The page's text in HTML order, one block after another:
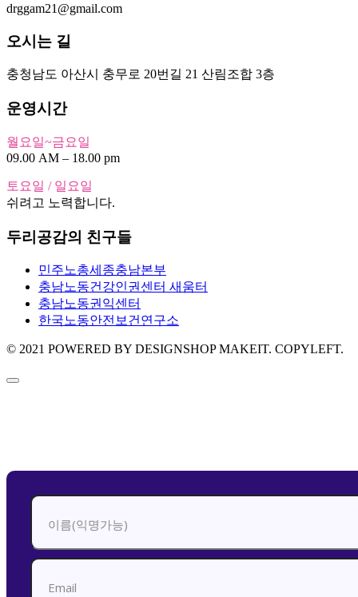
drggam21@gmail.com
오시는 길
충청남도 아산시 충무로 20번길 21 산림조합 3층
운영시간
월요일~금요일
09.00 AM – 18.00 pm
토요일 / 일요일
쉬려고 노력합니다.
두리공감의 친구들
민주노총세종충남본부
충남노동건강인권센터 새움터
충남노동권익센터
한국노동안전보건연구소
© 2021 POWERED BY DESIGNSHOP MAKEIT. COPYLEFT.